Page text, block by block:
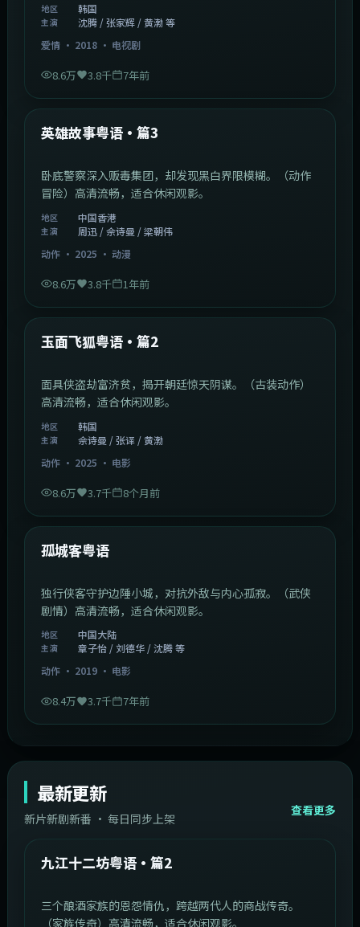
地区 韩国
主演
沈腾 / 张家辉 / 黄渤 等
爱情· 2018· 电视剧
8.6万 3.8千 7年前
热门
英雄故事粤语·篇3
卧底警察深入贩毒集团，却发现黑白界限模糊。（动作
冒险）高清流畅，适合休闲观影。
地区 中国香港
主演
周迅 / 佘诗曼 / 梁朝伟
动作· 2025 · 动漫
8.6万 3.8千 1年前
热门
玉面飞狐粤语·篇2
面具侠盗劫富济贫，揭开朝廷惊天阴谋。（古装动作）
高清流畅，适合休闲观影。
地区 韩国
主演
佘诗曼 / 张译 / 黄渤
动作· 2025 · 电影
8.6万 3.7千 8个月前
热门
孤城客粤语
独行侠客守护边陲小城，对抗外敌与内心孤寂。（武侠
剧情）高清流畅，适合休闲观影。
地区 中国大陆
主演
章子怡 / 刘德华 / 沈腾 等
动作· 2019· 电影
8.4万 3.7千 7年前
最新更新
新片新剧新番 · 每日同步上架
查看更多
最新
中国大陆 1:20:26
九江十二坊粤语·篇2
三个酿酒家族的恩怨情仇，跨越两代人的商战传奇。
（家族传奇）高清流畅，适合休闲观影。